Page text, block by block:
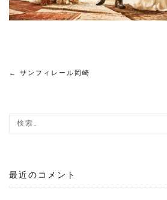
投
ナ
ゲ
← サンフィレール岡崎
最近のコメント